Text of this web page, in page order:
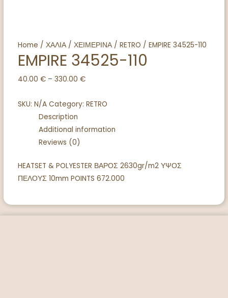
Home / ΧΑΛΙΑ/ ΧΕΙΜΕΡΙΝΑ/ RETRO / EMPIRE 34525-110
EMPIRE 34525-110
40.00 €– 330.00 €
SKU: N/A Category: RETRO
Description
Additional information
Reviews (0)
HEATSET & POLYESTER ΒΑΡΟΣ 2630gr/m2 ΥΨΟΣ
ΠΕΛΟΥΣ 10mm POINTS 672.000